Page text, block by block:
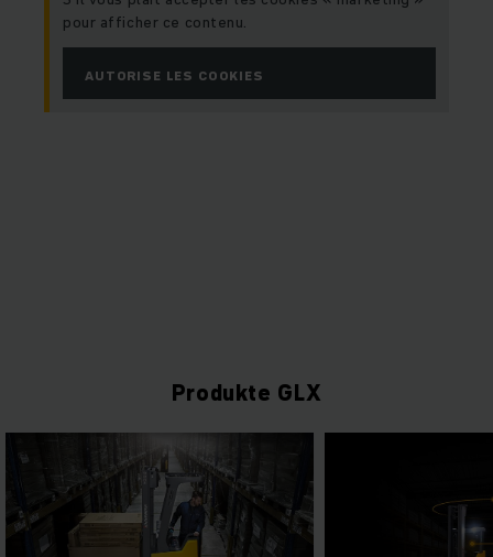
pour afficher ce contenu.
AUTORISE LES COOKIES
Produkte GLX